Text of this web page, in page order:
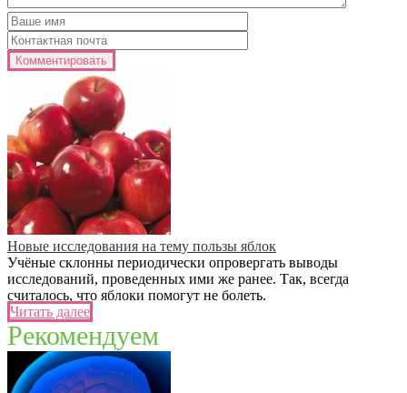
Новые исследования на тему пользы яблок
Учёные склонны периодически опровергать выводы
исследований, проведенных ими же ранее. Так, всегда
считалось, что яблоки помогут не болеть.
Читать далее
Рекомендуем